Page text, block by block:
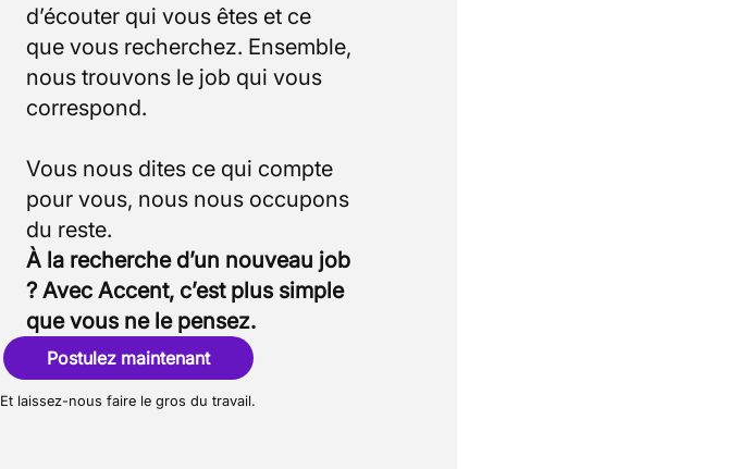
d’écouter qui vous êtes et ce
que vous recherchez. Ensemble,
nous trouvons le job qui vous
correspond.
Vous nous dites ce qui compte
pour vous, nous nous occupons
À la recherche d’un nouveau job
? Avec Accent, c’est plus simple
que vous ne le pensez.
Postulez maintenant
Et laissez-nous faire le gros du travail.